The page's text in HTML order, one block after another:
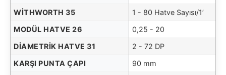
WITHWORTH 35
1 - 80 Hatve Sayısı/1’
MODÜL HATVE 26
0,25 - 20
DIAMETRIK HATVE 31
2 - 72 DP
KARŞI PUNTA ÇAPI
90 mm